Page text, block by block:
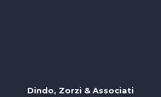
Dindo, Zorzi & Associati